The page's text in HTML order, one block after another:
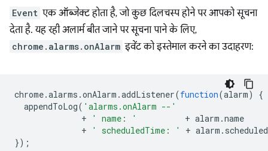
Event एक ऑब्जेक्ट होता है, जो कुछ दिलचस्प होने पर आपको सूचना
देता है. यह रही अलार्म बीत जाने पर सूचना पाने के लिए,
chrome.alarms.onAlarm इवेंट को इस्तेमाल करने का उदाहरण:
chrome.alarms .onAlarm .addListener(function(alarm)
{
appendToLog( 'alarms.onAlarm --'
+
' name: ' + alarm .name
+
' scheduledTime: ' + alarm .
});